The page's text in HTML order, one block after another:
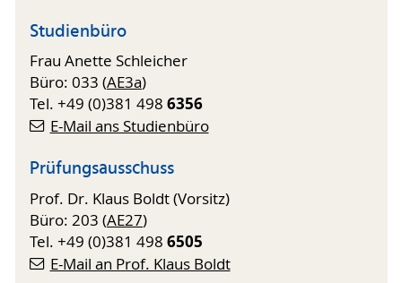
Studienbüro
Frau Anette Schleicher
Büro: 033 (AE3a)
Tel. +49 (0)381 498 6356
E-Mail ans Studienbüro
Prüfungsausschuss
Prof. Dr. Klaus Boldt (Vorsitz)
Büro: 203 (AE27)
Tel. +49 (0)381 498 6505
E-Mail an Prof. Klaus Boldt